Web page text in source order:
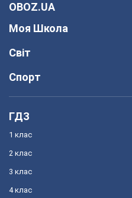
OBOZ.UA
Моя Школа
Світ
Спорт
ГДЗ
1 клас
2 клас
3 клас
4 клас